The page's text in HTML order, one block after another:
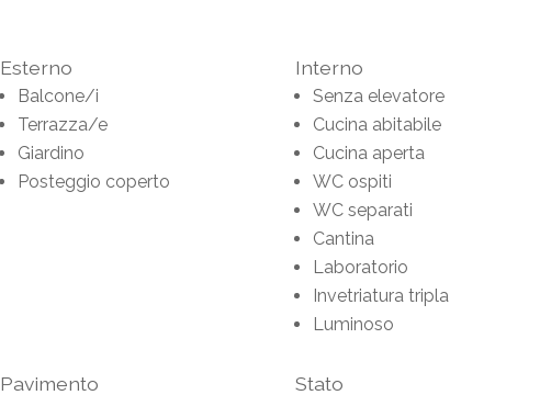
Esterno
Balcone/i
Terrazza/e
Giardino
Posteggio coperto
Interno
Senza elevatore
Cucina abitabile
Cucina aperta
WC ospiti
WC separati
Cantina
Laboratorio
Invetriatura tripla
Luminoso
Pavimento Stato